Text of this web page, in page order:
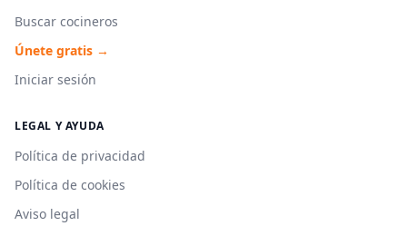
Buscar cocineros
Únete gratis →
Iniciar sesión
LEGAL Y AYUDA
Política de privacidad
Política de cookies
Aviso legal